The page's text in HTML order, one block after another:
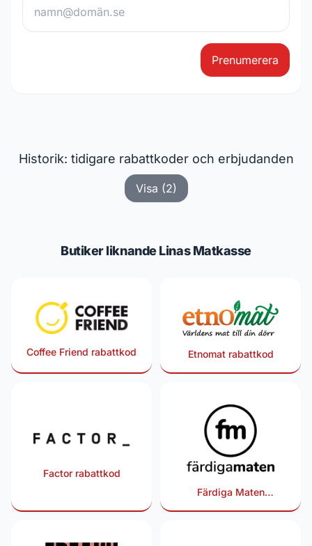
Prenumerera
Historik: tidigare rabattkoder och erbjudanden
Visa (2)
Butiker liknande Linas Matkasse
Coffee Friend rabattkod Etnomat rabattkod
Factor rabattkod
Färdiga Maten